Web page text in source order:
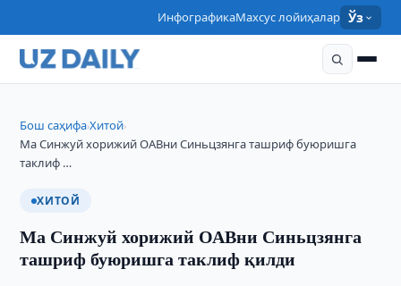
ИнфографикаМахсус лойиҳалар Ўз
Бош саҳифа›Хитой›
Ма Синжуй хорижий ОАВни Синьцзянга ташриф буюришга
таклиф …
ХИТОЙ
Ма Синжуй хорижий ОАВни Синьцзянга
ташриф буюришга таклиф қилди